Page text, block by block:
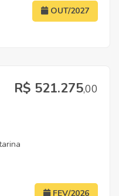
OUT/2027
R$ 521.275,00
FEV/2026